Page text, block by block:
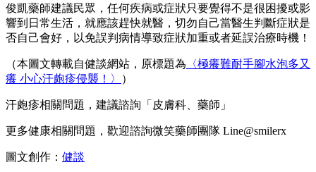
俊凱藥師建議民眾，任何疾病或症狀只要覺得不是很困擾或影
響到日常生活，就應該趕快就醫，切勿自己當醫生判斷症狀是
否自己會好，以免誤判病情導致症狀加重或者延誤治療時機！
（本圖文轉載自健談網站，原標題為 〈極癢難耐手腳水泡多又
癢 小心汗皰疹侵襲！〉
）
汗皰疹相關問題，建議諮詢「皮膚科、藥師」
更多健康相關問題，歡迎諮詢微笑藥師團隊 Line@smilerx
圖文創作： 健談